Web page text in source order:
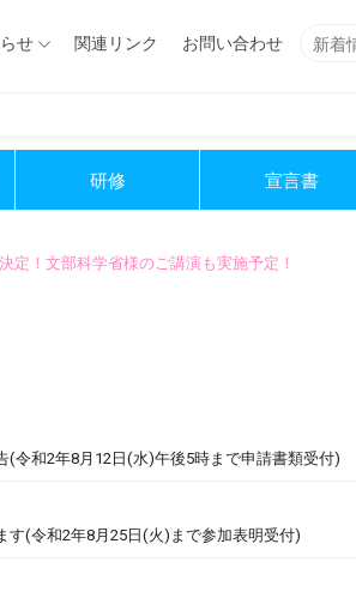
Search
せ 関連リンク お問い合わせ
研修 宣言書
定！文部科学省様のご講演も実施予定！
令和2年8月12日(水)午後5時まで申請書類受付)
す(令和2年8月25日(火)まで参加表明受付)